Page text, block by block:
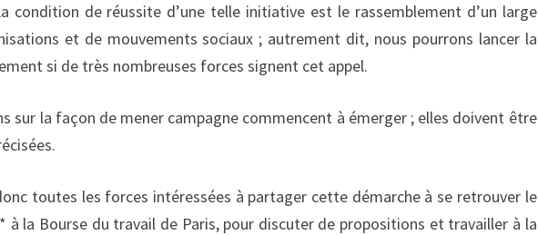
condition de réussite d’une telle initiative est le rassemblement d’un large
et de mouvements sociaux ; autrement dit, nous pourrons lancer la
si de très nombreuses forces signent cet appel.
sur la façon de mener campagne commencent à émerger ; elles doivent être
toutes les forces intéressées à partager cette démarche à se retrouver le
à la Bourse du travail de Paris, pour discuter de propositions et travailler à la